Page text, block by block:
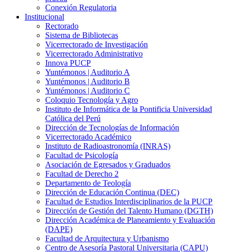
Conexión Regulatoria
Institucional
Rectorado
Sistema de Bibliotecas
Vicerrectorado de Investigación
Vicerrectorado Administrativo
Innova PUCP
Yuntémonos | Auditorio A
Yuntémonos | Auditorio B
Yuntémonos | Auditorio C
Coloquio Tecnología y Agro
Instituto de Informática de la Pontificia Universidad
Católica del Perú
Dirección de Tecnologías de Información
Vicerrectorado Académico
Instituto de Radioastronomía (INRAS)
Facultad de Psicología
Asociación de Egresados y Graduados
Facultad de Derecho 2
Departamento de Teología
Dirección de Educación Continua (DEC)
Facultad de Estudios Interdisciplinarios de la PUCP
Dirección de Gestión del Talento Humano (DGTH)
Dirección Académica de Planeamiento y Evaluación
(DAPE)
Facultad de Arquitectura y Urbanismo
Centro de Asesoría Pastoral Universitaria (CAPU)